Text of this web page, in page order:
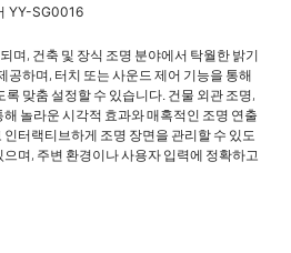
YY-SG0016
며, 건축 및 장식 조명 분야에서 탁월한 밝기
공하며, 터치 또는 사운드 제어 기능을 통해
맞춤 설정할 수 있습니다. 건물 외관 조명,
놀라운 시각적 효과와 매혹적인 조명 연출
터랙티브하게 조명 장면을 관리할 수 있도
며, 주변 환경이나 사용자 입력에 정확하고